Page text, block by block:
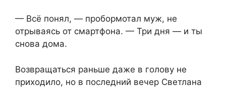
— Всё понял, — пробормотал муж, не
отрываясь от смартфона. — Три дня — и ты
снова дома.
Возвращаться раньше даже в голову не
приходило, но в последний вечер Светлана